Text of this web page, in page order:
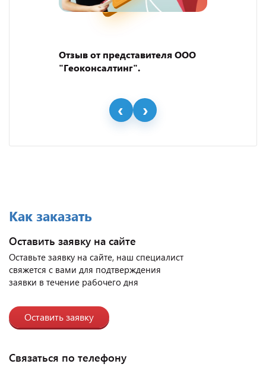
Отзыв от представителя ООО
"Геоконсалтинг".
Как заказать
Оставить заявку на сайте
Оставьте заявку на сайте, наш специалист
свяжется с вами для подтверждения
заявки в течение рабочего дня
Оставить заявку
Связаться по телефону